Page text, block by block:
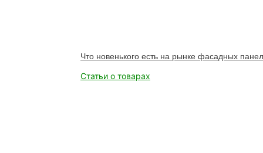
Что новенького есть на рынке фасадных
Статьи о товарах